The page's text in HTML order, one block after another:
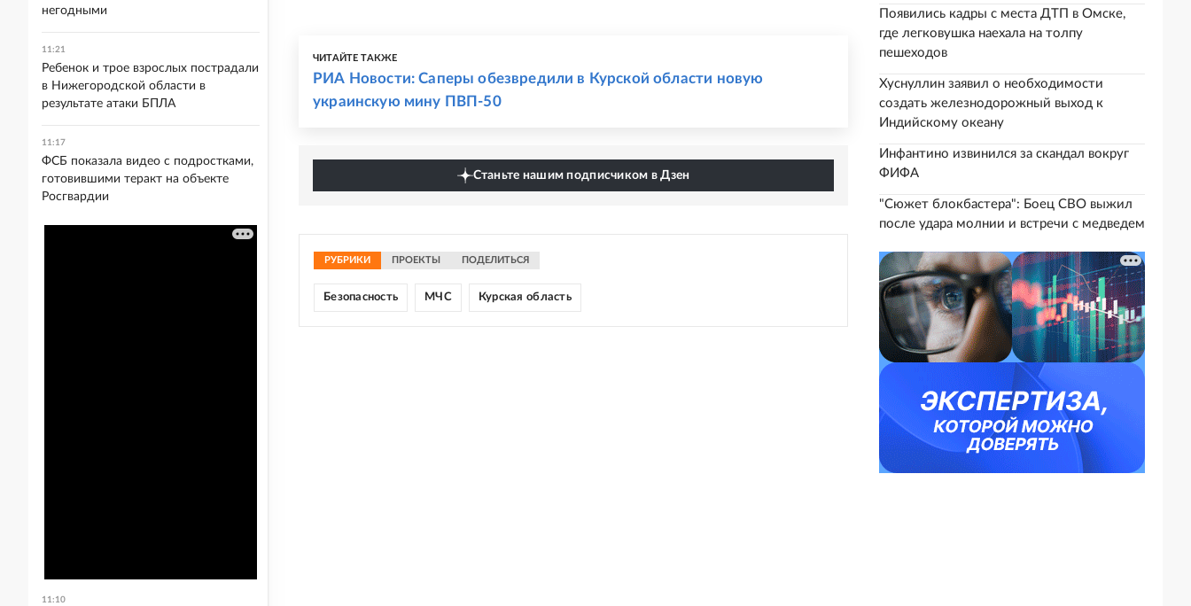
ЧИТАЙТЕ ТАКЖЕ
РИА Новости: Саперы обезвредили в Курской области новую
украинскую мину ПВП-50
Станьте нашим подписчиком в Дзен
РУБРИКИ ПРОЕКТЫ ПОДЕЛИТЬСЯ
Безопасность МЧС Курская область
Появились кадры с места ДТП в Омске,
где легковушка наехала на толпу
пешеходов
Хуснуллин заявил о необходимости
создать железнодорожный выход к
Индийскому океану
Инфантино извинился за скандал вокруг
ФИФА
"Сюжет блокбастера": Боец СВО выжил
после удара молнии и встречи с медведем
негодными
11:21
Ребенок и трое взрослых пострадали
в Нижегородской области в
результате атаки БПЛА
11:17
ФСБ показала видео с подростками,
готовившими теракт на объекте
Росгвардии
11:10